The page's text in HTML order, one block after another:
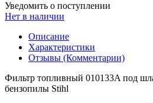
Уведомить о поступлении
Нет в наличии
Описание
Характеристики
Отзывы (Комментарии)
Фильтр топливный 010133A под
бензопилы Stihl